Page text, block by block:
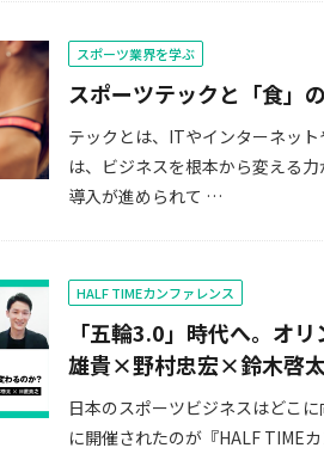
スポーツ業界を学ぶ
スポーツテックと「食」
テックとは、ITやインターネッ
は、ビジネスを根本から変える
導入が進められて …
HALF TIMEカンファレンス
「五輪3.0」時代へ。オ
雄貴×野村忠宏×鈴木啓
日本のスポーツビジネスはどこ
に開催されたのが『HALF TIME